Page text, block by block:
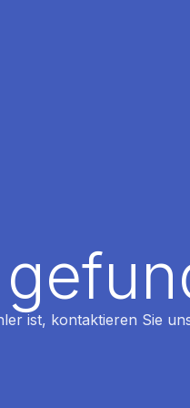
ist, kontaktieren Sie